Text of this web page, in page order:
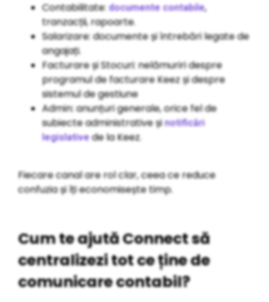
Contabilitate:documente contabile,
tranzacții, rapoarte.
Salarizare: documente și întrebări legate de
angajați.
Facturare și Stocuri: nelămuriri despre
programul de facturare Keez și despre
sistemul de gestiune
Admin: anunțuri generale, orice fel de
subiecte administrative șinotificări
legislativede la Keez.
Fiecare canal are rol clar, ceea ce reduce
confuzia și îți economisește timp.
Cum te ajută Connect să
centralizezi tot ce ține de
comunicare contabil?